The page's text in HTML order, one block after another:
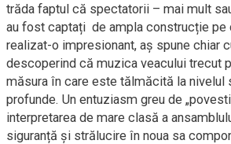
trăda faptul că spectatorii – mai mult
au fost captați de ampla construcție pe
realizat-o impresionant, aș spune chiar
descoperind că muzica veacului trecut
măsura în care este tălmăcită la nivelul
profunde. Un entuziasm greu de
interpretarea de mare clasă a
siguranță și strălucire în noua sa